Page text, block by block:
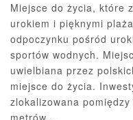
Miejsce do życia, które
urokiem i pięknymi
odpoczynku pośród
sportów wodnych.
uwielbiana przez
miejsce do życia.
zlokalizowana